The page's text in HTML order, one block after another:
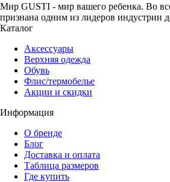
Мир GUSTI - мир вашего ребенка. Во
признана одним из лидеров индустрии
Каталог
Аксессуары
Верхняя одежда
Обувь
Флис/термобелье
Акции и скидки
Информация
О бренде
Блог
Доставка и оплата
Таблица размеров
Где купить